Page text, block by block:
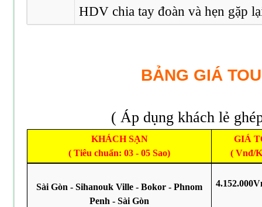
HDV chia tay đoàn và hẹn gặp
BẢNG GIÁ
( Áp dụng khách lẻ
KHÁCH SẠN
( Tiêu chuẩn: 03 - 05 Sao)
GIÁ
( Vnđ/
Sài Gòn - Sihanouk Ville - Bokor - Phnom
Penh - Sài Gòn